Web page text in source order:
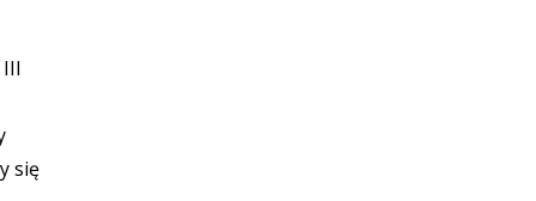
się